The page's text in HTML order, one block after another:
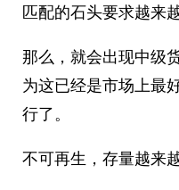
匹配的石头要求越来越
那么，就会出现中级
为这已经是市场上最
行了。
不可再生，存量越来越